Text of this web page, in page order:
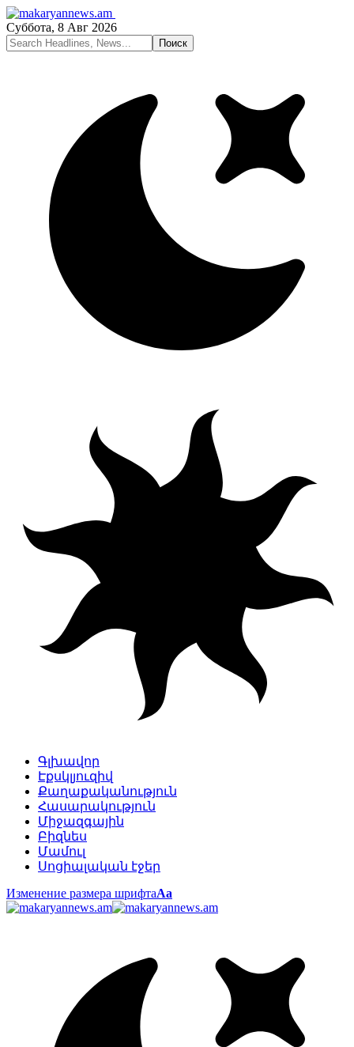
Суббота, 8 Авг 2026
Գլխավոր
Էքսկլյուզիվ
Քաղաքականություն
Հասարակություն
Միջազգային
Բիզնես
Մամուլ
Սոցիալական էջեր
Изменение размера шрифтаАа